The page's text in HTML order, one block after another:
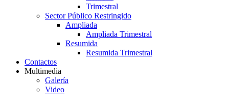
Trimestral
Sector Público Restringido
Ampliada
Ampliada Trimestral
Resumida
Resumida Trimestral
Contactos
Multimedia
Galería
Video